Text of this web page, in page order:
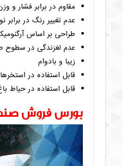
مقاوم در برابر فشار و
عدم تغییر رنگ در برابر
طراحی بر اساس
عدم لغزندگی در سطوح
زیبا و بادوام
قابل استفاده در
قابل استفاده در حیاط
بورس فروش